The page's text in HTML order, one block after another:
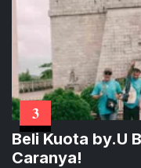
3
Beli Kuota by.U
Caranya!